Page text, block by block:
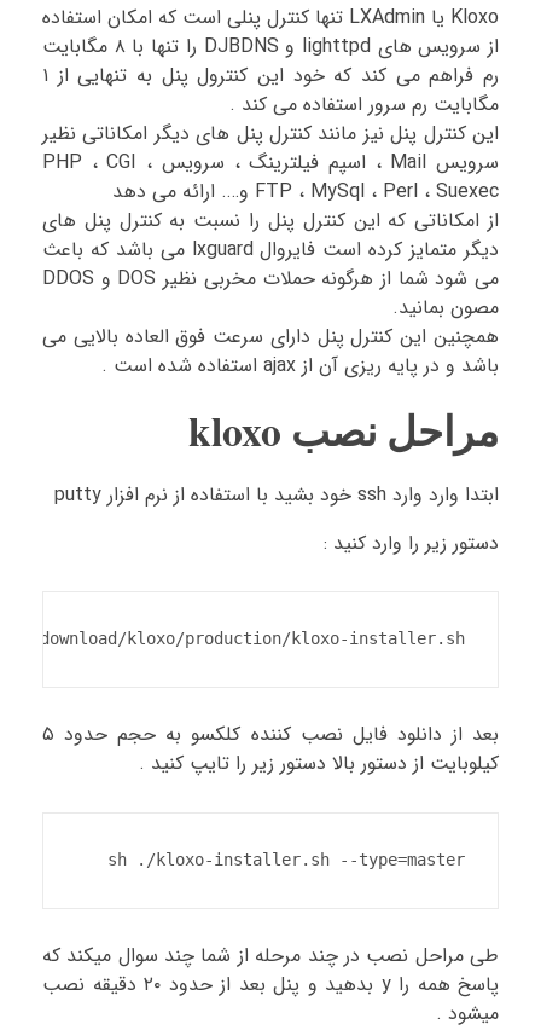
Kloxo یا LXAdmin تنها کنترل پنلی است که امکان استفاده
از سرویس های lighttpd و DJBDNS را تنها با ۸ مگابایت
رم فراهم می کند که خود این کنترول پنل به تنهایی از ۱
مگابایت رم سرور استفاده می کند .
این کنترل پنل نیز مانند کنترل پنل های دیگر امکاناتی نظیر
سرویس Mail ، اسپم فیلترینگ ، سرویس PHP ، CGI ،
FTP ، MySql ، Perl ، Suexec و…. ارائه می دهد
از امکاناتی که این کنترل پنل را نسبت به کنترل پنل های
دیگر متمایز کرده است فایروال lxguard می باشد که باعث
می شود شما از هرگونه حملات مخربی نظیر DOS و DDOS
مصون بمانید.
همچنین این کنترل پنل دارای سرعت فوق العاده بالایی می
باشد و در پایه ریزی آن از ajax استفاده شده است .
مراحل نصب kloxo
ابتدا وارد وارد ssh خود بشید با استفاده از نرم افزار putty
دستور زیر را وارد کنید :
download/kloxo/production/kloxo-installer.sh
بعد از دانلود فایل نصب کننده کلکسو به حجم حدود ۵
کیلوبایت از دستور بالا دستور زیر را تایپ کنید .
sh ./kloxo-installer.sh --type=master
طی مراحل نصب در چند مرحله از شما چند سوال میکند که
پاسخ همه را y بدهید و پنل بعد از حدود ۲۰ دقیقه نصب
میشود .